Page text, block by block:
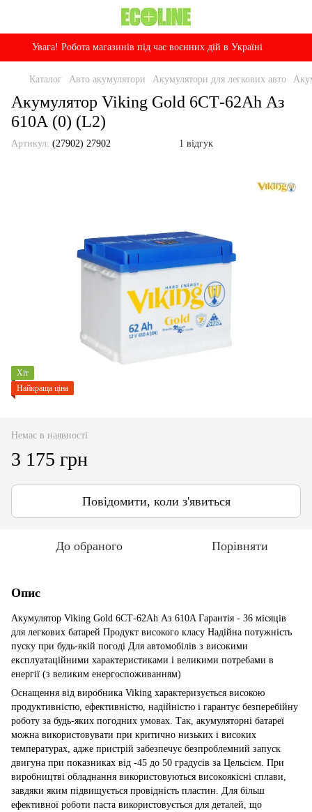
Увага! Робота магазинів під час воєнних дій в Україні
Каталог Авто акумулятори Акумулятори для легкових авто
Акумулятор Viking Gold 6СТ-62Ah Аз
610А (0) (L2)
Артикул: (27902) 27902 1 відгук
Хіт
Найкраща ціна
Немає в наявності
3 175 грн
Повідомити, коли з'явиться
До обраного Порівняти
Опис
Акумулятор Viking Gold 6СТ-62Ah Аз 610A Гарантія - 36 місяців
для легкових батарей Продукт високого класу Надійна потужність
пуску при будь-якій погоді Для автомобілів з високими
експлуатаційними характеристиками і великими потребами в
енергії (з великим енергоспоживанням)
Оснащення від виробника Viking характеризується високою
продуктивністю, ефективністю, надійністю і гарантує безперебійну
роботу за будь-яких погодних умовах. Так, акумуляторні батареї
можна використовувати при критично низьких і високих
температурах, адже пристрій забезпечує безпроблемний запуск
двигуна при показниках від -45 до 50 градусів за Цельсієм. При
виробництві обладнання використовуються високоякісні сплави,
завдяки яким підвищується провідність пластин. Для більш
ефективної роботи паста використовується для деталей, що